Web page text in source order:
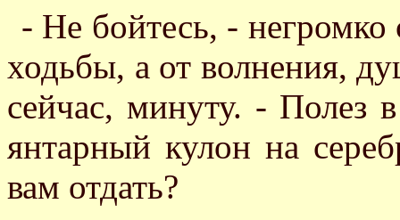
- Не бойтесь, - негромко
ходьбы, а от волнения,
сейчас, минуту. - Полез
янтарный кулон на
вам отдать?